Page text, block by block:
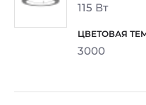
115 Вт
3000